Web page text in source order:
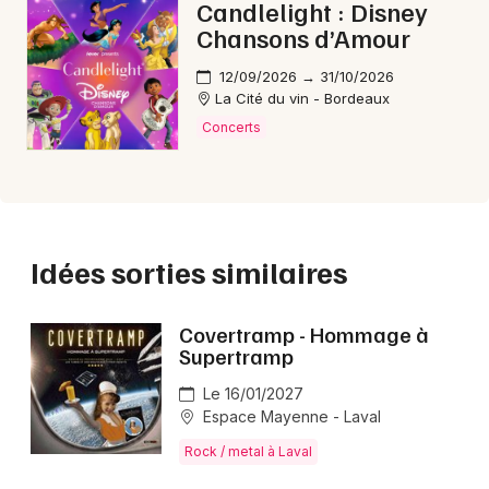
Vous appréciez Beartooth et souhaitez explorer
d'autres artistes dans la même veine ? Découvrez les
concerts deFFF,Black Star Ridersou encore
Mogwai, trois groupes qui partagent la même passion
pour les scènes électrisantes et les sonorités
FAQ - Beartooth
🗓️ Quand a lieu le concert de Beartooth en
France ?
Vous pourrez voir Beartooth jusqu'au jeudi
01/10/2026.
🎟️ Comment acheter des billets pour le concert
Candlelight : Disney
Chansons d’Amour
12/09/2026 → 31/10/2026
La Cité du vin - Bordeaux
Concerts
Idées sorties similaires
Covertramp - Hommage à
Supertramp
Le 16/01/2027
Espace Mayenne - Laval
Rock / metal à Laval